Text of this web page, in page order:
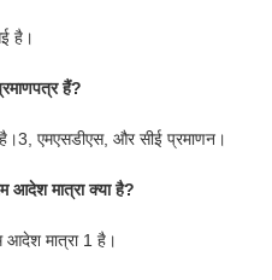
है।
हैं?
एमएसडीएस, और सीई प्रमाणन।
आदेश मात्रा क्या है?
आदेश मात्रा 1 है।